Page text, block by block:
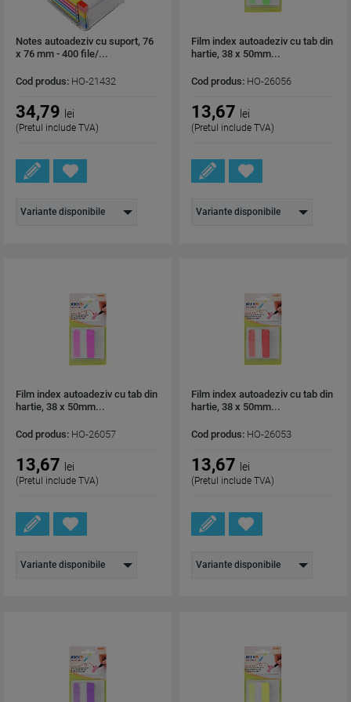
Notes autoadeziv cu suport, 76
x 76 mm - 400 file/...
Cod produs: HO-21432
34,79 lei
(Pretul include TVA)
Variante disponibile
Film index autoadeziv cu tab din
hartie, 38 x 50mm...
Cod produs: HO-26056
13,67 lei
(Pretul include TVA)
Variante disponibile
Film index autoadeziv cu tab din
hartie, 38 x 50mm...
Cod produs: HO-26057
13,67 lei
(Pretul include TVA)
Variante disponibile
Film index autoadeziv cu tab din
hartie, 38 x 50mm...
Cod produs: HO-26053
13,67 lei
(Pretul include TVA)
Variante disponibile